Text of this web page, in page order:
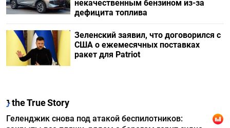
некачественным бензином из-за
дефицита топлива
Зеленский заявил, что договорился с
США о ежемесячных поставках
ракет для Patriot